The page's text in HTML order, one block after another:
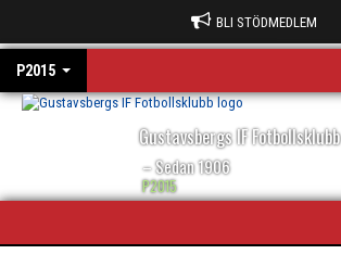
BLI STÖDMEDLEM
P2015
Gustavsbergs IF Fotbollsklubb
– Sedan 1906
P2015